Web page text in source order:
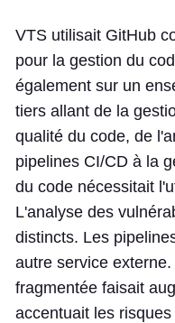
VTS utilisait GitHub
pour la gestion du
également sur un
tiers allant de la
qualité du code, de
pipelines CI/CD à la
du code nécessitait
L'analyse des
distincts. Les
autre service
fragmentée faisait
accentuait les